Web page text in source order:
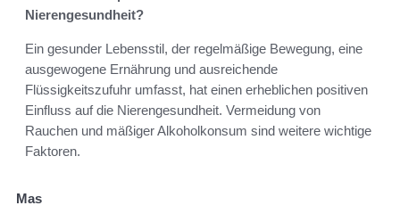
Nierengesundheit?
Ein gesunder Lebensstil, der regelmäßige Bewegung, eine
ausgewogene Ernährung und ausreichende
Flüssigkeitszufuhr umfasst, hat einen erheblichen positiven
Einfluss auf die Nierengesundheit. Vermeidung von
Rauchen und mäßiger Alkoholkonsum sind weitere wichtige
Faktoren.
Mas